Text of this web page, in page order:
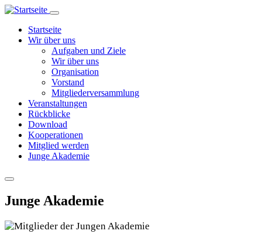
Direkt
Inhalt
Hauptnavigation
Startseite
Wir über uns
Aufgaben und Ziele
Wir über uns
Organisation
Vorstand
Mitgliederversammlung
Veranstaltungen
Rückblicke
Download
Kooperationen
Mitglied werden
Junge Akademie
Junge Akademie